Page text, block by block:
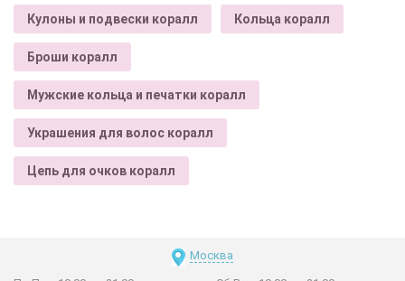
Кулоны и подвески коралл Кольца коралл
Броши коралл
Мужские кольца и печатки коралл
Украшения для волос коралл
Цепь для очков коралл
Москва